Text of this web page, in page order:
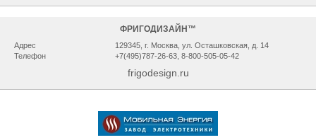
ФРИГОДИЗАЙН™
Адрес
129345, г. Москва, ул. Осташковская, д. 14
Телефон
+7(495)787-26-63, 8-800-505-05-42
frigodesign.ru